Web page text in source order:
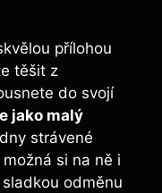
přílohou
těšit z
do svojí
jako malý
strávené
si na ně i
odměnu